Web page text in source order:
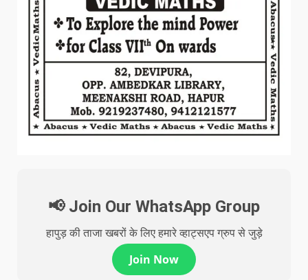
📢 Join Our WhatsApp Group
हापुड़ की ताजा खबरों के लिए हमारे व्हाट्सएप ग्रुप से जुड़े
Join Now